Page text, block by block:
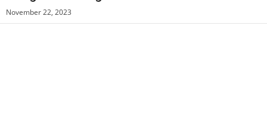
November 22, 2023